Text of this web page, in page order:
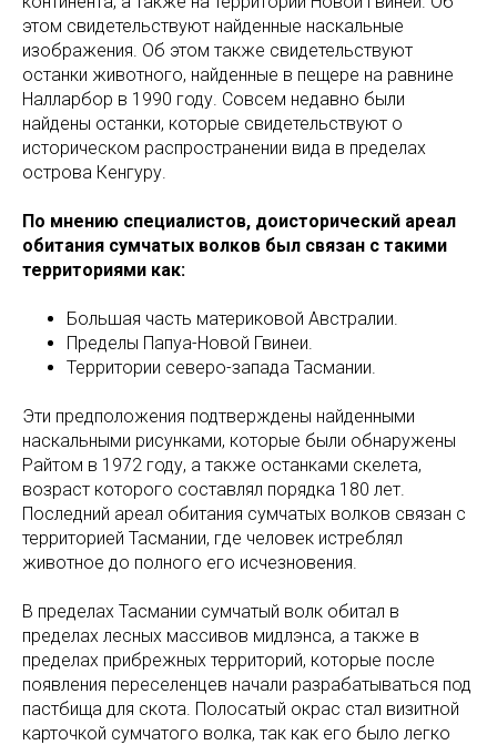
этом свидетельствуют найденные наскальные
изображения. Об этом также свидетельствуют
останки животного, найденные в пещере на равнине
Налларбор в 1990 году. Совсем недавно были
найдены останки, которые свидетельствуют о
историческом распространении вида в пределах
острова Кенгуру.
По мнению специалистов, доисторический ареал
обитания сумчатых волков был связан с такими
территориями как:
Большая часть материковой Австралии.
Пределы Папуа-Новой Гвинеи.
Территории северо-запада Тасмании.
Эти предположения подтверждены найденными
наскальными рисунками, которые были обнаружены
Райтом в 1972 году, а также останками скелета,
возраст которого составлял порядка 180 лет.
Последний ареал обитания сумчатых волков связан с
территорией Тасмании, где человек истреблял
животное до полного его исчезновения.
В пределах Тасмании сумчатый волк обитал в
пределах лесных массивов мидлэнса, а также в
пределах прибрежных территорий, которые после
появления переселенцев начали разрабатываться под
пастбища для скота. Полосатый окрас стал визитной
карточкой сумчатого волка, так как его было легко